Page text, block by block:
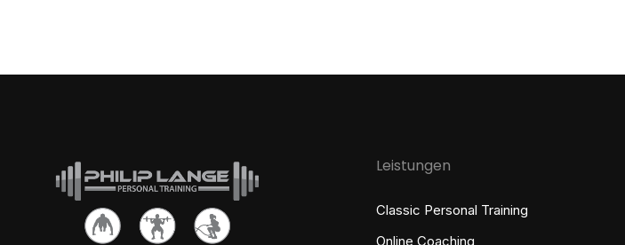
Leistungen
Classic Personal Training
Online Coaching